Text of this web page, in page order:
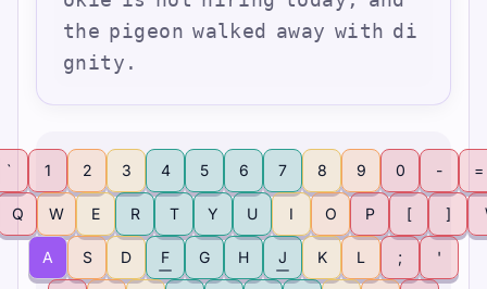
t he pigeon wal ked away wit h d i
gnity .
` 1 2 3 4 5 6 7 8 9 0 - =
Q W E R T Y U I O P [ ]
A S D F G H J K L ; '